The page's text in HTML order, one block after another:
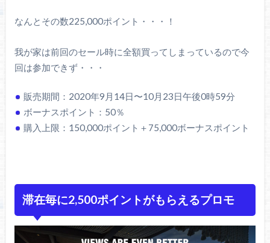
なんとその数225,000ポイント・・・！
我が家は前回のセール時に全額買ってしまっているので今
回は参加できず・・・
販売期間：2020年9月14日〜10月23日午後0時59分
ボーナスポイント：50％
購入上限：150,000ポイント＋75,000ボーナスポイント
滞在毎に2,500ポイントがもらえるプロモ